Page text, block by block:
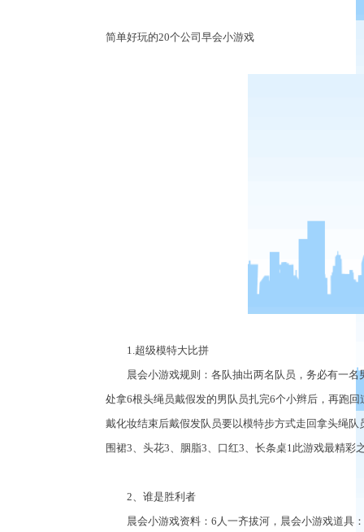
简单好玩的20个公司早会小游戏
1.超级模特大比拼
晨会小游戏规则：各队抽出两名队员，务必有一名
处拿6根头绳员戴假发的男队员扎完6个小辫后，再跑
戴化妆结束后戴假发队员要以模特步方式走回拿头绳
围裙3、头花3、胭脂3、口红3、长条桌1此游戏最精
2、谁是胜利者
晨会小游戏资料：6人一齐拔河，晨会小游戏道具